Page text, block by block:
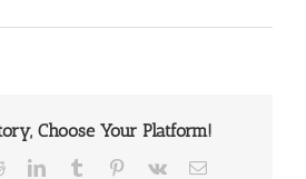
Choose Your Platform!
RedditLinkedInTumblr Pinterest
Vk Email